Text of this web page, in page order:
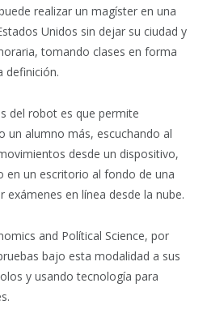
realizar un magíster en una
Unidos sin dejar su ciudad y
tomando clases en forma
definición.
del robot es que permite
un alumno más, escuchando al
desde un dispositivo,
en un escritorio al fondo de una
exámenes en línea desde la nube.
and Polítical Science, por
bajo esta modalidad a sus
y usando tecnología para